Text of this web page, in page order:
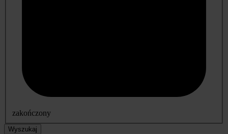
zakończony
Wyszukaj